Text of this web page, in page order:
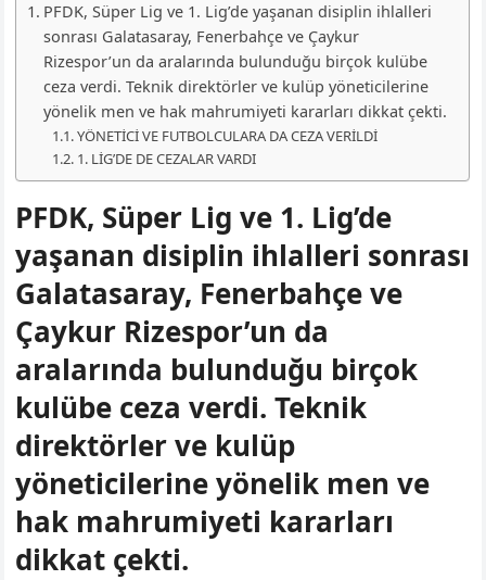
PFDK, Süper Lig ve 1. Lig’de yaşanan disiplin ihlalleri
sonrası Galatasaray, Fenerbahçe ve Çaykur
Rizespor’un da aralarında bulunduğu birçok kulübe
ceza verdi. Teknik direktörler ve kulüp yöneticilerine
yönelik men ve hak mahrumiyeti kararları dikkat çekti.
YÖNETİCİ VE FUTBOLCULARA DA CEZA VERİLDİ
1. LİG’DE DE CEZALAR VARDI
PFDK, Süper Lig ve 1. Lig’de
yaşanan disiplin ihlalleri sonrası
Galatasaray, Fenerbahçe ve
Çaykur Rizespor’un da
aralarında bulunduğu birçok
kulübe ceza verdi. Teknik
direktörler ve kulüp
yöneticilerine yönelik men ve
hak mahrumiyeti kararları
dikkat çekti.